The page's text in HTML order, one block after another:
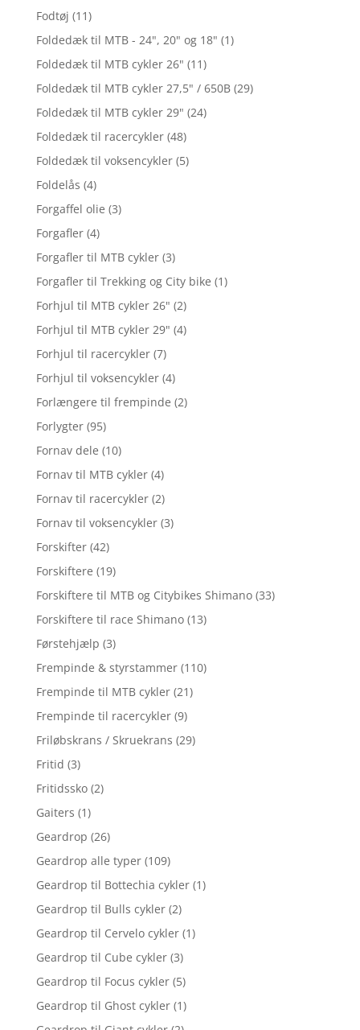
Fodtøj (11)
Foldedæk til MTB - 24", 20" og 18" (1)
Foldedæk til MTB cykler 26" (11)
Foldedæk til MTB cykler 27,5" / 650B (29)
Foldedæk til MTB cykler 29" (24)
Foldedæk til racercykler (48)
Foldedæk til voksencykler (5)
Foldelås (4)
Forgaffel olie (3)
Forgafler (4)
Forgafler til MTB cykler (3)
Forgafler til Trekking og City bike (1)
Forhjul til MTB cykler 26" (2)
Forhjul til MTB cykler 29" (4)
Forhjul til racercykler (7)
Forhjul til voksencykler (4)
Forlængere til frempinde (2)
Forlygter (95)
Fornav dele (10)
Fornav til MTB cykler (4)
Fornav til racercykler (2)
Fornav til voksencykler (3)
Forskifter (42)
Forskiftere (19)
Forskiftere til MTB og Citybikes Shimano (33)
Forskiftere til race Shimano (13)
Førstehjælp (3)
Frempinde & styrstammer (110)
Frempinde til MTB cykler (21)
Frempinde til racercykler (9)
Friløbskrans / Skruekrans (29)
Fritid (3)
Fritidssko (2)
Gaiters (1)
Geardrop (26)
Geardrop alle typer (109)
Geardrop til Bottechia cykler (1)
Geardrop til Bulls cykler (2)
Geardrop til Cervelo cykler (1)
Geardrop til Cube cykler (3)
Geardrop til Focus cykler (5)
Geardrop til Ghost cykler (1)